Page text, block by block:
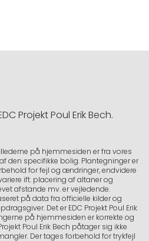
Projekt Poul Erik Bech.
på hjemmesiden er fra vores
den specifikke bolig. Plantegninger er
for fejl og ændringer, endvidere
ift. placering af altaner og
afstande mv. er vejledende.
på data fra officielle kilder og
Det er EDC Projekt Poul Erik
på hjemmesiden er korrekte og
Poul Erik Bech påtager sig ikke
Der tages forbehold for trykfejl